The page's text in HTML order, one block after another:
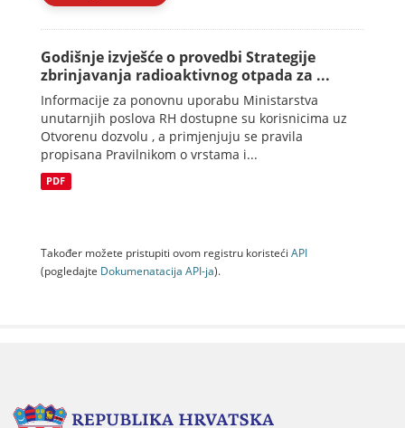
Godišnje izvješće o provedbi Strategije
zbrinjavanja radioaktivnog otpada za ...
Informacije za ponovnu uporabu Ministarstva
unutarnjih poslova RH dostupne su korisnicima uz
Otvorenu dozvolu , a primjenjuju se pravila
propisana Pravilnikom o vrstama i...
PDF
Također možete pristupiti ovom registru koristeći API
(pogledajte Dokumenаtаcijа API-jа).